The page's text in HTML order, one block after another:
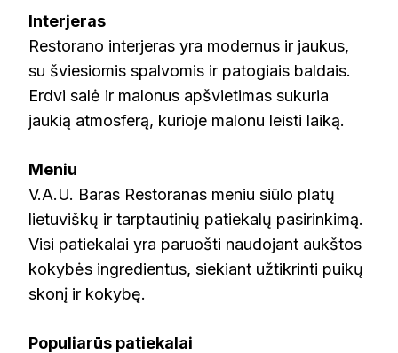
Interjeras
Restorano interjeras yra modernus ir jaukus,
su šviesiomis spalvomis ir patogiais baldais.
Erdvi salė ir malonus apšvietimas sukuria
jaukią atmosferą, kurioje malonu leisti laiką.
Meniu
V.A.U. Baras Restoranas meniu siūlo platų
lietuviškų ir tarptautinių patiekalų pasirinkimą.
Visi patiekalai yra paruošti naudojant aukštos
kokybės ingredientus, siekiant užtikrinti puikų
skonį ir kokybę.
Populiarūs patiekalai